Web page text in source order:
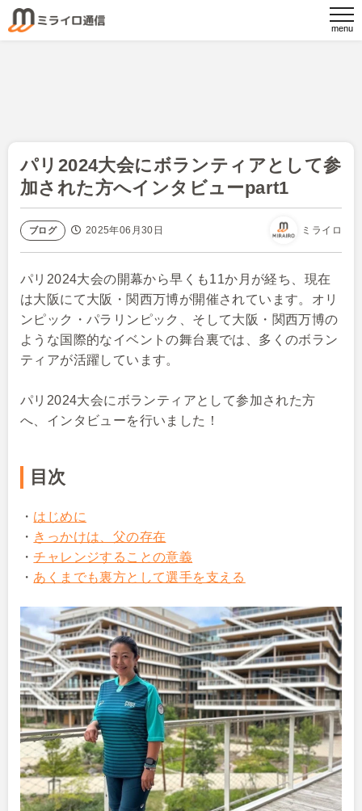
ブログ 2025年06月30日
パリ2024大会にボランティアとして参
加された方へインタビューpart1
ミライロ
パリ2024大会の開幕から早くも11か月が経ち、現在
は大阪にて大阪・関西万博が開催されています。オリ
ンピック・パラリンピック、そして大阪・関西万博の
ような国際的なイベントの舞台裏では、多くのボラン
ティアが活躍しています。
パリ2024大会にボランティアとして参加された方
へ、インタビューを行いました！
目次
・ はじめに
・ きっかけは、父の存在
・チャレンジすることの意義
・ あくまでも裏方として選手を支える